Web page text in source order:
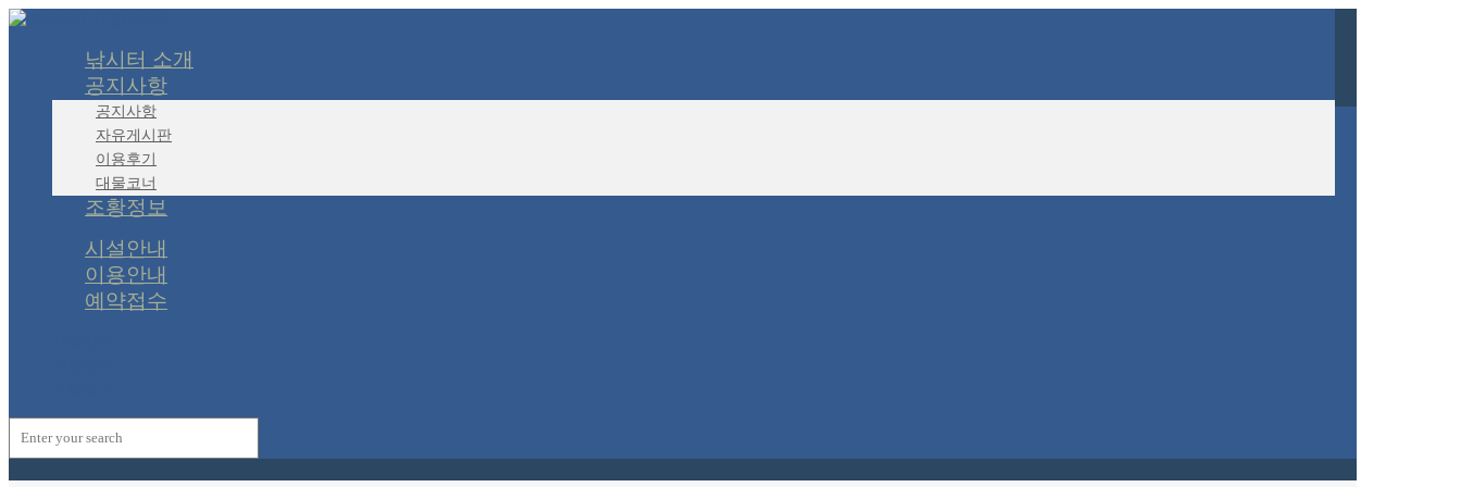
낚시터 소개
공지사항
공지사항
자유게시판
이용후기
대물코너
조황정보
시설안내
이용안내
예약접수